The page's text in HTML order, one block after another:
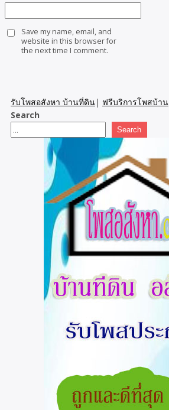
Save my name, email, and
website in this browser for
the next time I comment.
รับโพสอสังหา บ้านที่ดิน| ฟรีบริการโพสบ้าน
Search
Search